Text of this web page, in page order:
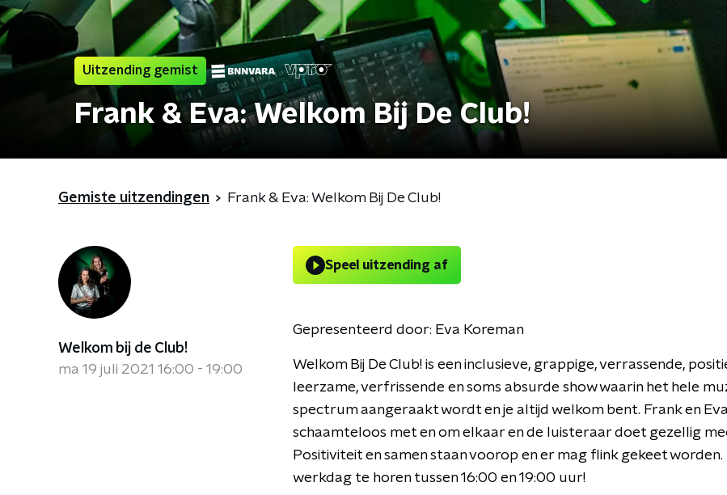
Uitzending gemist
Frank & Eva: Welkom Bij De Club!
Gemiste uitzendingen Frank & Eva: Welkom Bij De Club!
Welkom bij de Club!
ma 19 juli 2021 16:00 - 19:00
Speel uitzending af
Gepresenteerd door: Eva Koreman
Welkom Bij De Club! is een inclusieve, grappige, verrassende,
leerzame, verfrissende en soms absurde show waarin het hele
spectrum aangeraakt wordt en je altijd welkom bent. Frank en
schaamteloos met en om elkaar en de luisteraar doet gezellig
Positiviteit en samen staan voorop en er mag flink gekeet worden.
werkdag te horen tussen 16:00 en 19:00 uur!